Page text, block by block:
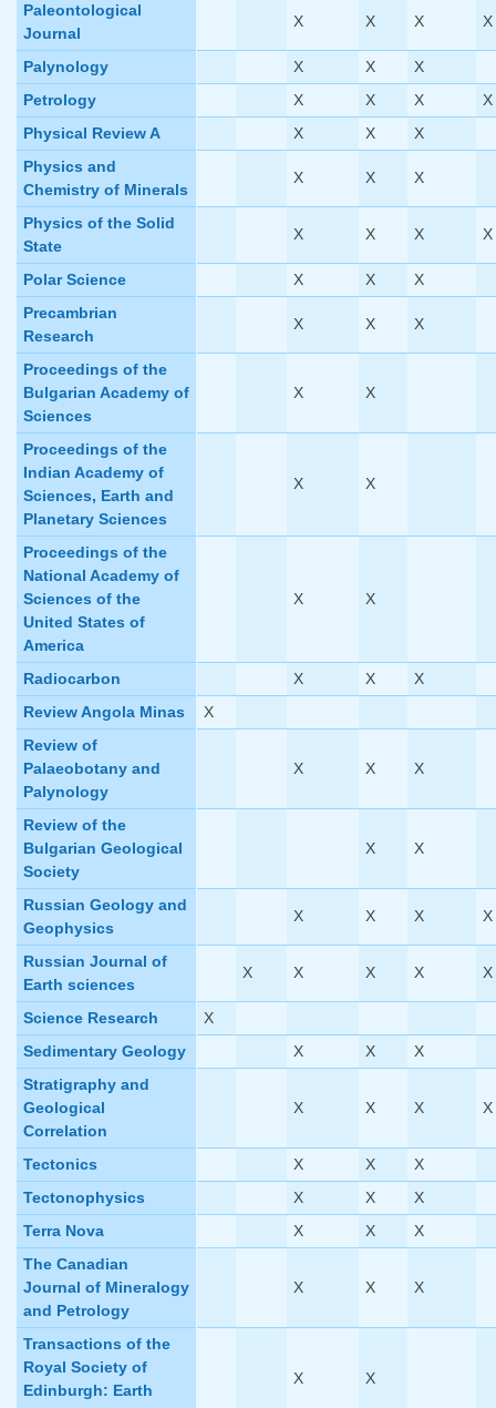
Paleontological
Journal
X X X X
Palynology X X
X
Petrology
X X X
X
Physical Review A
X X
X
Physics and
Chemistry of Minerals
X X X
Physics of the Solid
State
X X X X
Polar Science X X
X
Precambrian
Research
X X X
Proceedings of the
Bulgarian Academy of
Sciences
X X
Proceedings of the
Indian Academy of
Sciences, Earth and
Planetary Sciences
X X
Proceedings of the
National Academy of
Sciences of the
United States of
America
X X
Radiocarbon X X
X
Review Angola Minas
X
Review of
Palaeobotany and
Palynology
X X X
Review of the
Bulgarian Geological
Society
X X
Russian Geology and
Geophysics
X X X X
Russian Journal of
Earth sciences
X X X X X
Science Research
X
Sedimentary Geology
X X
X
Stratigraphy and
Geological
Correlation
X X X X
Tectonics X X
X
Tectonophysics
X X
X
Terra Nova
X X
X
The Canadian
Journal of Mineralogy
and Petrology
X X X
Transactions of the
Royal Society of
Edinburgh: Earth
X X